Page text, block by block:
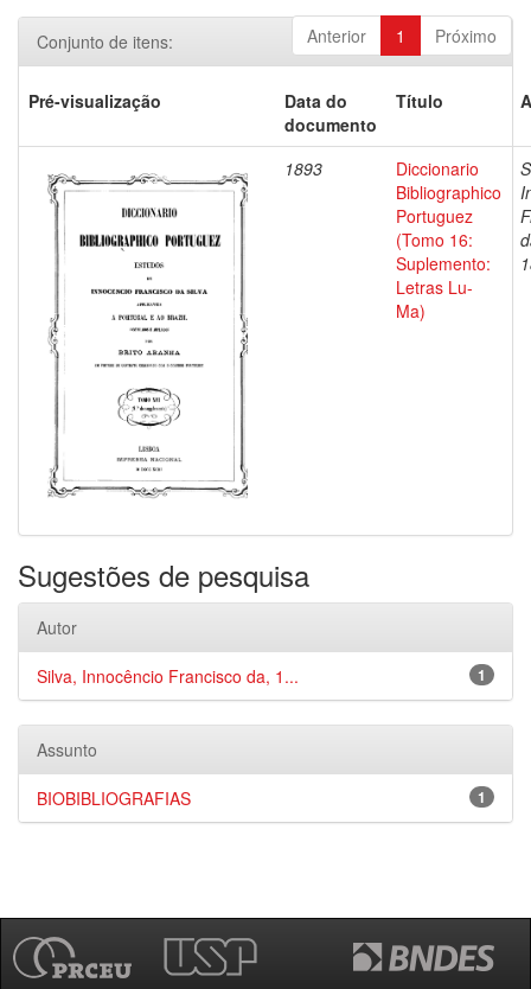
Anterior 1 Próximo
Conjunto de itens:
Pré-visualização
Data do
documento
Título
1893
Diccionario
Bibliographico
Portuguez
(Tomo 16:
Suplemento:
Letras Lu-
Ma)
Sugestões de pesquisa
Autor
1
Silva, Innocêncio Francisco da, 1...
Assunto
1
BIOBIBLIOGRAFIAS